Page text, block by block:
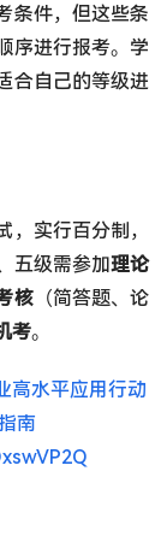
条件，但这些条
序进行报考。学
合自己的等级进
实行百分制，
五级需参加理论
核（简答题、论
考。
高水平应用行动
南